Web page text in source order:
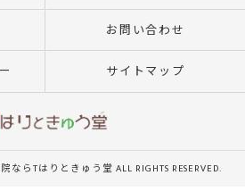
お問い合わせ
サイトマップ
らTはりときゅう堂 ALL RIGHTS RESERVED.